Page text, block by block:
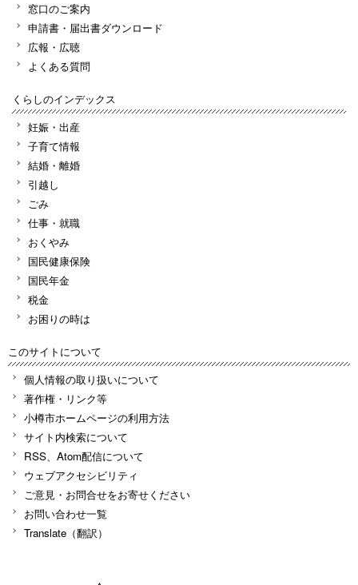
窓口のご案内
申請書・届出書ダウンロード
広報・広聴
よくある質問
くらしのインデックス
妊娠・出産
子育て情報
結婚・離婚
引越し
ごみ
仕事・就職
おくやみ
国民健康保険
国民年金
税金
お困りの時は
このサイトについて
個人情報の取り扱いについて
著作権・リンク等
小樽市ホームページの利用方法
サイト内検索について
RSS、Atom配信について
ウェブアクセシビリティ
ご意見・お問合せをお寄せください
お問い合わせ一覧
Translate（翻訳）